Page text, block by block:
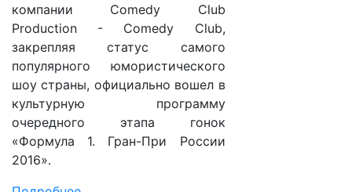
компании Comedy Club
Production - Comedy Club,
закрепляя статус самого
популярного юмористического
шоу страны, официально вошел в
культурную программу
очередного этапа гонок
«Формула 1. Гран-При России
2016».